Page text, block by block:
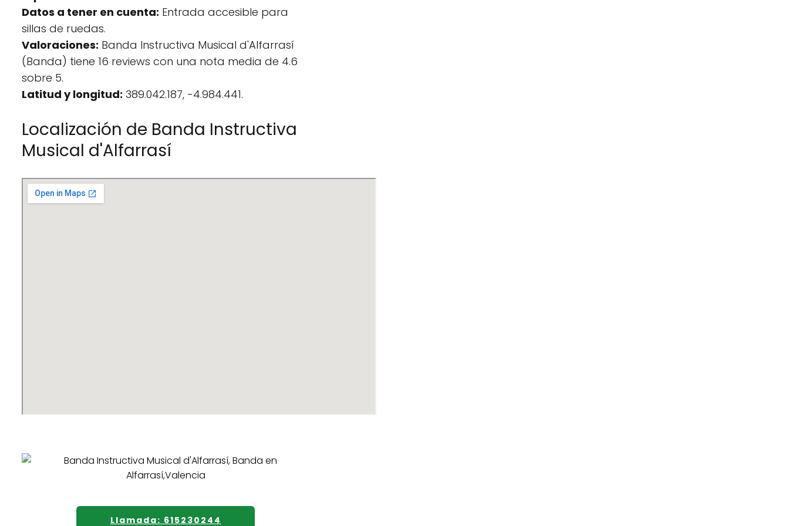
Datos a tener en cuenta: Entrada accesible para
sillas de ruedas.
Valoraciones: Banda Instructiva Musical d'Alfarrasí
(Banda) tiene 16 reviews con una nota media de 4.6
sobre 5.
Latitud y longitud: 389.042.187, -4.984.441.
Localización de Banda Instructiva
Musical d'Alfarrasí
Llamada: 615230244